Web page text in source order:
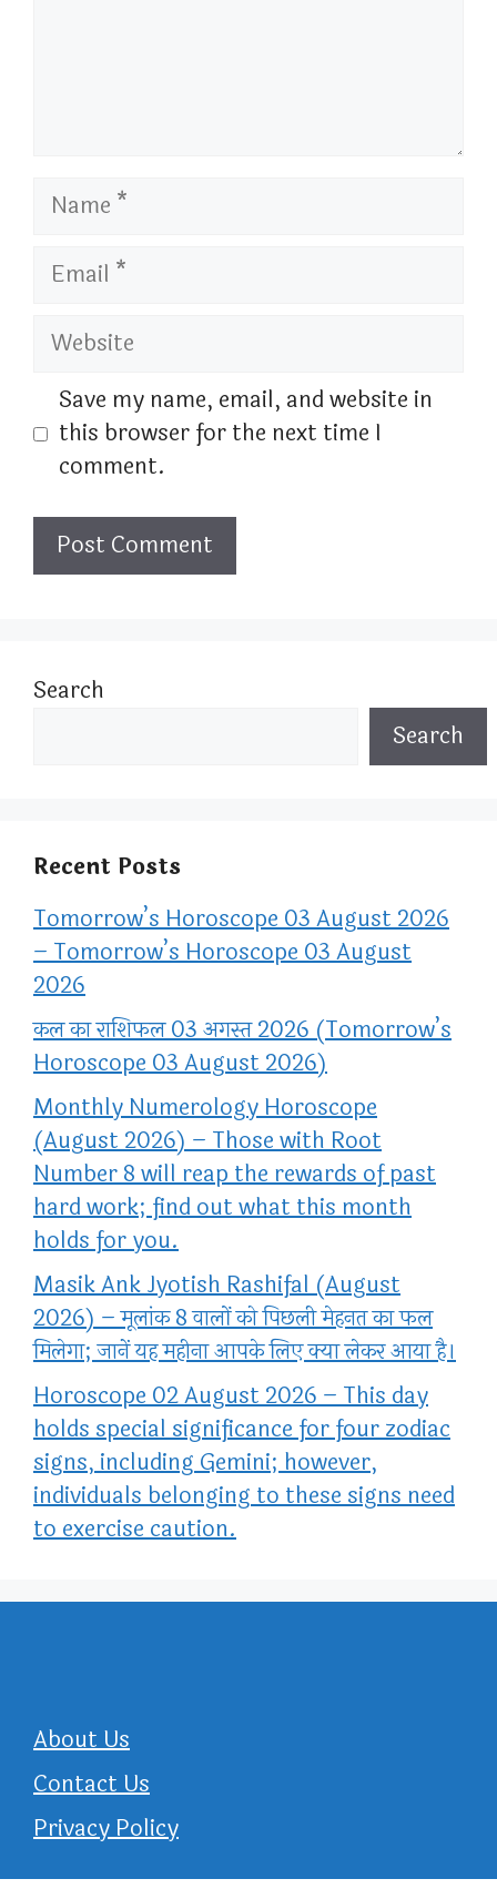
Name
Email
Website
Save my name, email, and website in
this browser for the next time I
comment.
Search
Search
Recent Posts
Tomorrow’s Horoscope 03 August 2026
– Tomorrow’s Horoscope 03 August
2026
कल का राशिफल 03 अगस्त 2026 (Tomorrow’s
Horoscope 03 August 2026)
Monthly Numerology Horoscope
(August 2026) – Those with Root
Number 8 will reap the rewards of past
hard work; find out what this month
holds for you.
Masik Ank Jyotish Rashifal (August
2026) – मूलांक 8 वालों को पिछली मेहनत का फल
मिलेगा; जानें यह महीना आपके लिए क्या लेकर आया है।
Horoscope 02 August 2026 – This day
holds special significance for four zodiac
signs, including Gemini; however,
individuals belonging to these signs need
to exercise caution.
About Us
Contact Us
Privacy Policy